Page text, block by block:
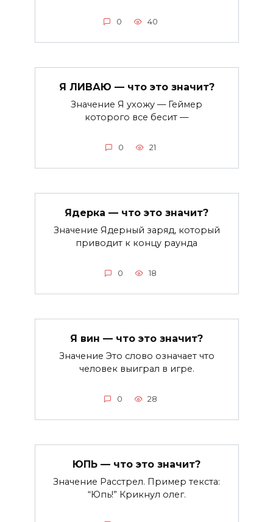
0 40
Я ЛИВАЮ — что это значит?
Значение Я ухожу — Геймер
которого все бесит —
0 21
Ядерка — что это значит?
Значение Ядерный заряд, который
приводит к концу раунда
0 18
Я вин — что это значит?
Значение Это слово означает что
человек выиграл в игре.
0 28
ЮПЬ — что это значит?
Значение Расстрел. Пример текста:
“Юпь!” Крикнул олег.